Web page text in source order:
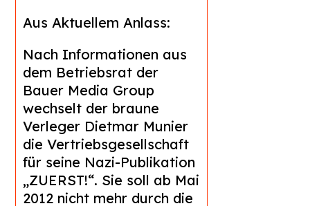
Aus Aktuellem Anlass:
Nach Informationen aus
dem Betriebsrat der
Bauer Media Group
wechselt der braune
Verleger Dietmar Munier
die Vertriebsgesellschaft
für seine Nazi-Publikation
„ZUERST!“. Sie soll ab Mai
2012 nicht mehr durch die